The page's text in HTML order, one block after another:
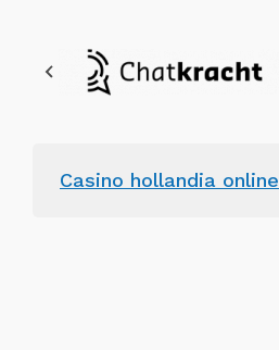
Casino hollandia online